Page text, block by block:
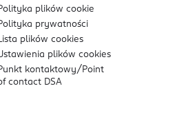
plikówcookie
prywatności
plikówcookies
plikówcookies
kontaktowy/ Point
contact DSA